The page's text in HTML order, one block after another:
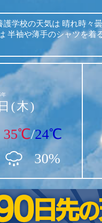
護学校の天気は 晴れ時々
半袖や薄手のシャツを着
年
(木)
35℃/24℃
30%